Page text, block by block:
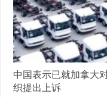
中国表示已就加拿大
织提出上诉